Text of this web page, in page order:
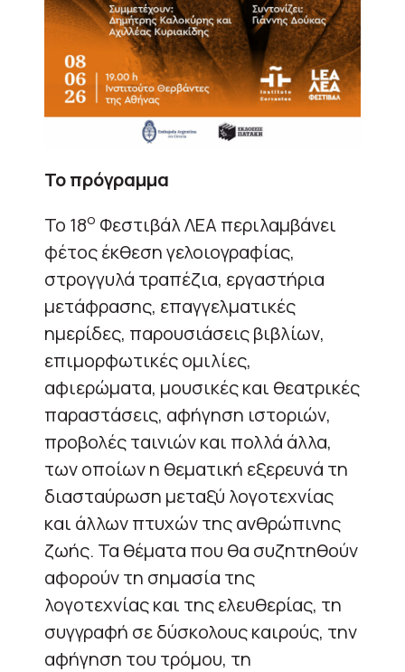
Το πρόγραμμα
Το 18ο Φεστιβάλ ΛΕΑ περιλαμβάνει
φέτος έκθεση γελοιογραφίας,
στρογγυλά τραπέζια, εργαστήρια
μετάφρασης, επαγγελματικές
ημερίδες, παρουσιάσεις βιβλίων,
επιμορφωτικές ομιλίες,
αφιερώματα, μουσικές και θεατρικές
παραστάσεις, αφήγηση ιστοριών,
προβολές ταινιών και πολλά άλλα,
των οποίων η θεματική εξερευνά τη
διασταύρωση μεταξύ λογοτεχνίας
και άλλων πτυχών της ανθρώπινης
ζωής. Τα θέματα που θα συζητηθούν
αφορούν τη σημασία της
λογοτεχνίας και της ελευθερίας, τη
συγγραφή σε δύσκολους καιρούς, την
αφήγηση του τρόμου, τη